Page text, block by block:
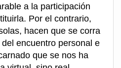
a la participación
Por el contrario,
hacen que se corra
encuentro personal e
que se nos ha